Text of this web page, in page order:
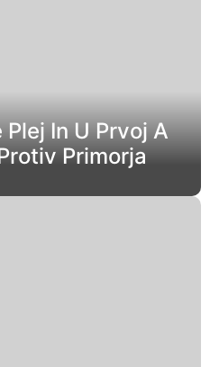
In U Prvoj A
Primorja